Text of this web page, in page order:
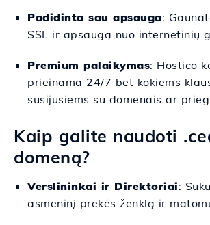
Padidinta sau apsauga:
SSL ir apsaugą nuo internetinių
Premium palaikymas: Hostico
prieinama 24/7 bet kokiems
susijusiems su domenais ar
Kaip galite naudoti
domeną?
Verslininkai ir Direktoriai:
asmeninį prekės ženklą ir